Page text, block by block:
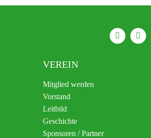
VEREIN
Mitglied werden
Vorstand
Leitbild
Geschichte
Sponsoren / Partner